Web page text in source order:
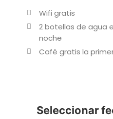
Wifi gratis
2 botellas de agua
noche
Café gratis la
Seleccionar